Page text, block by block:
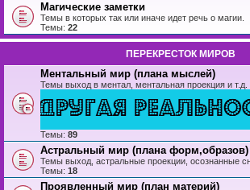
Магические заметки
Темы в которых так или иначе идет речь о магии.
Темы: 22
ПЕРЕКРЕСТОК МИРОВ
Ментальный мир (плана мыслей)
Темы выход в ментал, ментальная проекция и т.д.
Темы: 89
Астральный мир (плана форм,образов)
Темы выход, астральные проекции, осознанные
Темы: 18
Проявленный мир (план материй)